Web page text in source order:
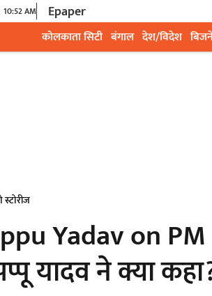
10:52 AM Epaper
कोलकाता सिटी बंगाल देश/विदेश
स्टोरीज
Yadav on
यादव ने क्या